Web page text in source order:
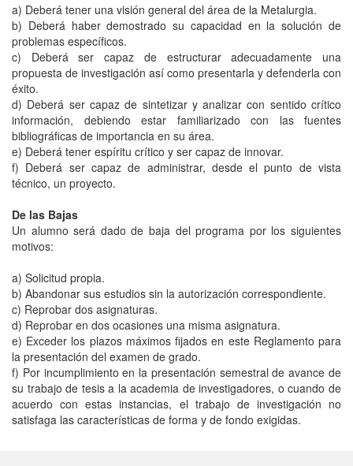
a) Deberá tener una visión general del área de la Metalurgia.
b) Deberá haber demostrado su capacidad en la solución de
problemas específicos.
c) Deberá ser capaz de estructurar adecuadamente una
propuesta de investigación así como presentarla y defenderla con
éxito.
d) Deberá ser capaz de sintetizar y analizar con sentido crítico
información, debiendo estar familiarizado con las fuentes
bibliográficas de importancia en su área.
e) Deberá tener espíritu crítico y ser capaz de innovar.
f) Deberá ser capaz de administrar, desde el punto de vista
técnico, un proyecto.
De las Bajas
Un alumno será dado de baja del programa por los siguientes
motivos:
a) Solicitud propia.
b) Abandonar sus estudios sin la autorización correspondiente.
c) Reprobar dos asignaturas.
d) Reprobar en dos ocasiones una misma asignatura.
e) Exceder los plazos máximos fijados en este Reglamento para
la presentación del examen de grado.
f) Por incumplimiento en la presentación semestral de avance de
su trabajo de tesis a la academia de investigadores, o cuando de
acuerdo con estas instancias, el trabajo de investigación no
satisfaga las características de forma y de fondo exigidas.